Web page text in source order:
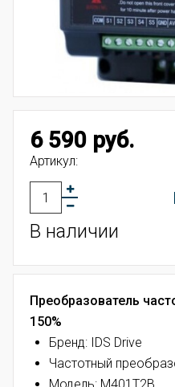
6 590 руб.
Артикул:
В наличии
Преобразователь
150%
Бренд: IDS Drive
Частотный